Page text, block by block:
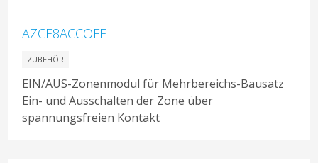
AZCE8ACCOFF
ZUBEHÖR
EIN/AUS-Zonenmodul für Mehrbereichs-Bausatz
Ein- und Ausschalten der Zone über
spannungsfreien Kontakt